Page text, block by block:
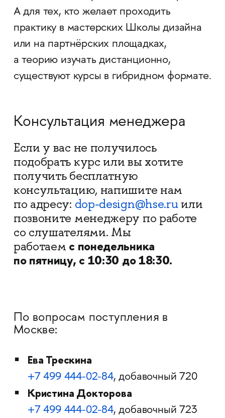
А для тех, кто желает проходить
практику в мастерских Школы дизайна
или на партнёрских площадках,
а теорию изучать дистанционно,
существуют курсы в гибридном формате.
Консультация менеджера
Если у вас не получилось
подобрать курс или вы хотите
получить бесплатную
консультацию, напишите нам
по адресу: dop-design@hse.ruили
позвоните менеджеру по работе
со слушателями. Мы
работаем с понедельника
по пятницу, с 10:30 до 18:30.
По вопросам поступления в
Москве:
Ева Трескина
+7 499 444-02-84, добавочный 720
Кристина Докторова
+7 499 444-02-84, добавочный 723